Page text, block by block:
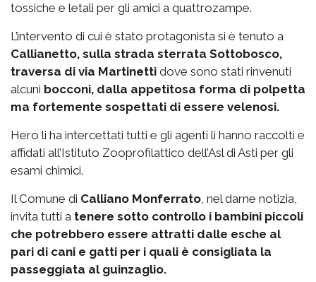
tossiche e letali per gli amici a quattrozampe.
L’intervento di cui è stato protagonista si è tenuto a
Callianetto, sulla strada sterrata Sottobosco,
traversa di via Martinetti dove sono stati rinvenuti
alcuni bocconi, dalla appetitosa forma di polpetta
ma fortemente sospettati di essere velenosi.
Hero li ha intercettati tutti e gli agenti li hanno raccolti e
affidati all’Istituto Zooprofilattico dell’Asl di Asti per gli
esami chimici.
Il Comune di Calliano Monferrato, nel darne notizia,
invita tutti a tenere sotto controllo i bambini piccoli
che potrebbero essere attratti dalle esche al
pari di cani e gatti per i quali è consigliata la
passeggiata al guinzaglio.